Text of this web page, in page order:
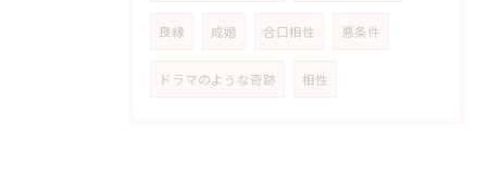
良縁 成婚 合口相性 悪条件
ドラマのような奇跡 相性